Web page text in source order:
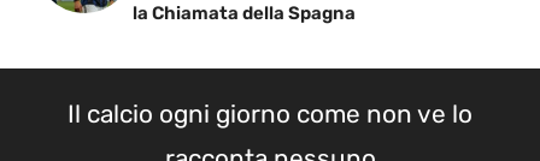
la Chiamata della Spagna
Il calcio ogni giorno come non ve lo